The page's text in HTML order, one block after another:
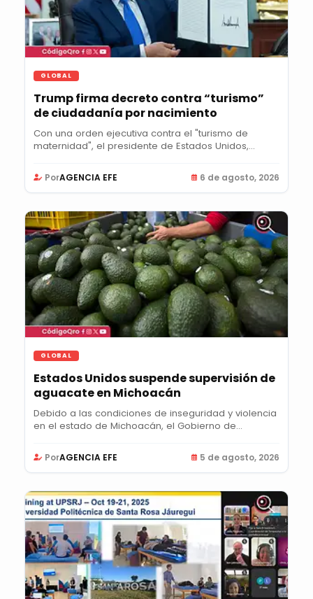
GLOBAL
Trump firma decreto contra “turismo”
de ciudadanía por nacimiento
Con una orden ejecutiva contra el "turismo de
maternidad", el presidente de Estados Unidos,
PorAGENCIA EFE 6 de agosto, 2026
GLOBAL
Estados Unidos suspende supervisión de
aguacate en Michoacán
Debido a las condiciones de inseguridad y violencia
en el estado de Michoacán, el Gobierno de...
PorAGENCIA EFE 5 de agosto, 2026